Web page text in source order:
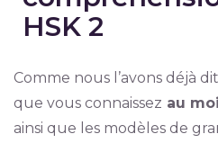
HSK 2
Comme nous l’avons déjà
que vous connaissez au
ainsi que les modèles de